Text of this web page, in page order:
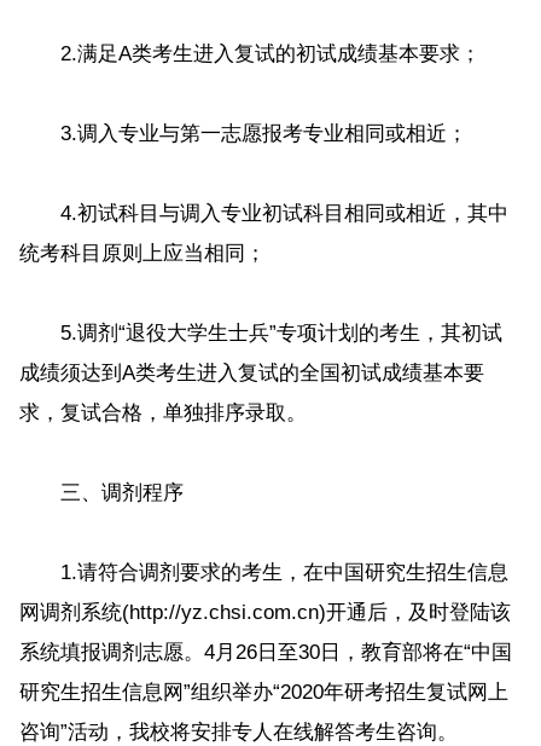
2.满足A类考生进入复试的初试成绩基本要求；
3.调入专业与第一志愿报考专业相同或相近；
4.初试科目与调入专业初试科目相同或相近，其中
统考科目原则上应当相同；
5.调剂“退役大学生士兵”专项计划的考生，其初试
成绩须达到A类考生进入复试的全国初试成绩基本要
求，复试合格，单独排序录取。
三、调剂程序
1.请符合调剂要求的考生，在中国研究生招生信息
网调剂系统(http://yz.chsi.com.cn)开通后，及时登陆该
系统填报调剂志愿。4月26日至30日，教育部将在“中国
研究生招生信息网”组织举办“2020年研考招生复试网上
咨询”活动，我校将安排专人在线解答考生咨询。